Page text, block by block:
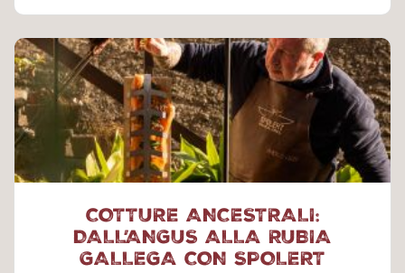
COTTURE ANCESTRALI:
DALL’ANGUS ALLA RUBIA
GALLEGA CON SPOLERT